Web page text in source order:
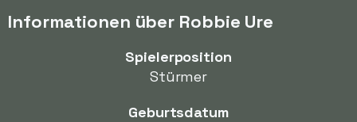
Informationen über Robbie Ure
Spielerposition
Stürmer
Geburtsdatum